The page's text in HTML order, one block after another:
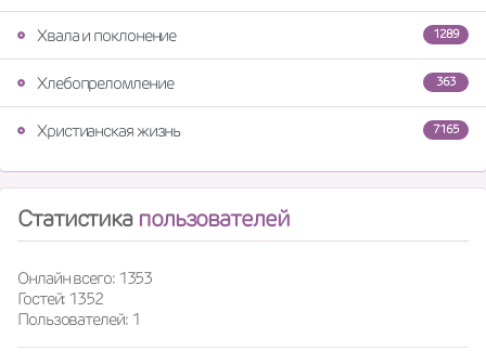
1289
Хвала и поклонение
363
Хлебопреломление
7165
Христианская жизнь
Статистика пользователей
Онлайн всего: 1353
Гостей: 1352
Пользователей: 1